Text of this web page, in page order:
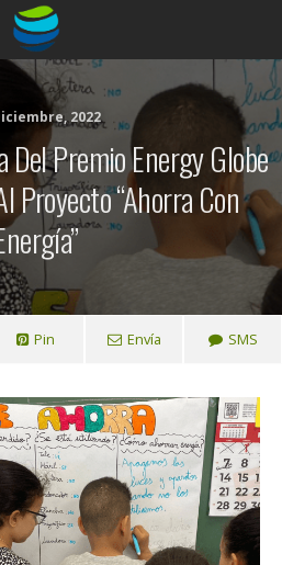
2022
Del Premio Energy Globe
Proyecto “Ahorra Con
Pin Envía SMS